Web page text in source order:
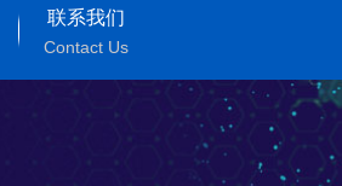
联系我们
Contact Us